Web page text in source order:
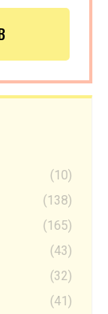
(10)
(138)
(165)
(43)
(32)
(41)